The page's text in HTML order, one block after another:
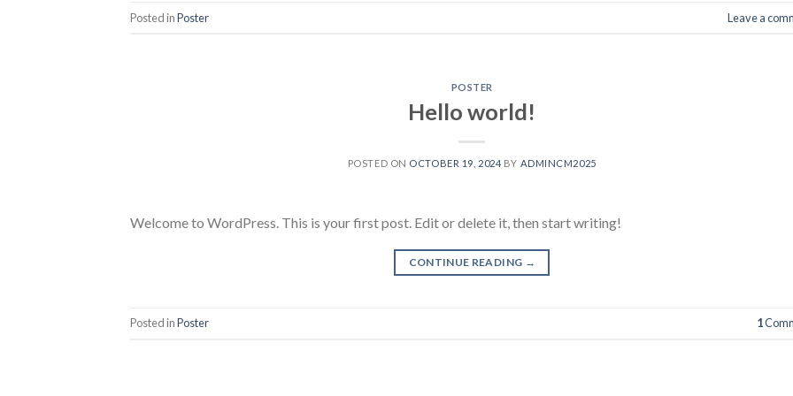
Posted inPoster Leave a
POSTER
Hello world!
POSTED ON OCTOBER 19, 2024 BY ADMINCM2025
Welcome to WordPress. This is your first post. Edit or delete it, then start writing!
CONTINUE READING →
Posted inPoster 1